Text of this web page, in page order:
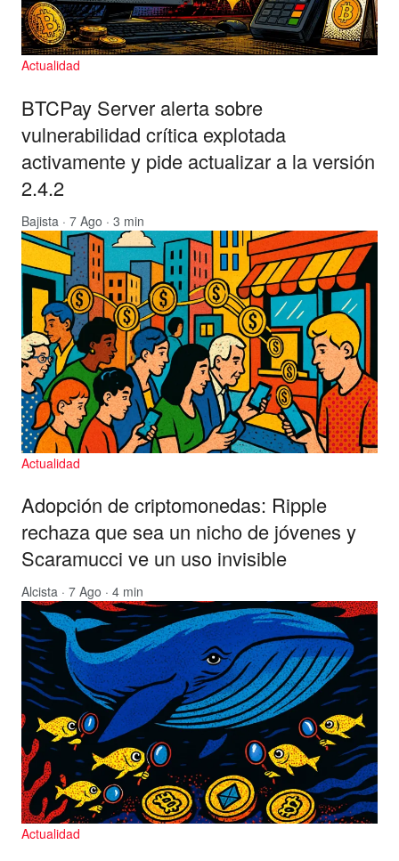
Actualidad
BTCPay Server alerta sobre
vulnerabilidad crítica explotada
activamente y pide actualizar a la versión
2.4.2
Bajista · 7 Ago · 3 min
Actualidad
Adopción de criptomonedas: Ripple
rechaza que sea un nicho de jóvenes y
Scaramucci ve un uso invisible
Alcista · 7 Ago · 4 min
Actualidad